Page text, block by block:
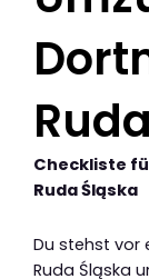
Checkliste
Ruda Śląska
Du stehst vor
Ruda Śląska